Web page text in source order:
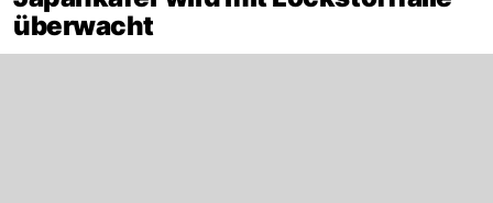
überwacht